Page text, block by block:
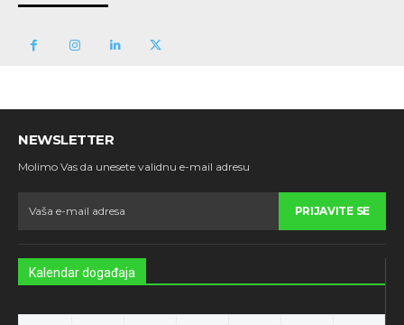
NEWSLETTER
Molimo Vas da unesete validnu e-mail adresu
PRIJAVITE SE
Kalendar događaja